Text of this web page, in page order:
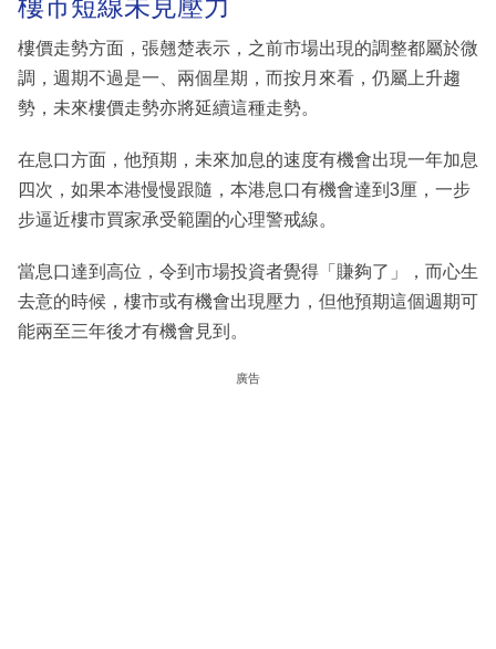
樓市短線未見壓力
樓價走勢方面，張翹楚表示，之前市場出現的調整都屬於微
調，週期不過是一、兩個星期，而按月來看，仍屬上升趨
勢，未來樓價走勢亦將延續這種走勢。
在息口方面，他預期，未來加息的速度有機會出現一年加息
四次，如果本港慢慢跟隨，本港息口有機會達到3厘，一步
步逼近樓市買家承受範圍的心理警戒線。
當息口達到高位，令到市場投資者覺得「賺夠了」，而心生
去意的時候，樓市或有機會出現壓力，但他預期這個週期可
能兩至三年後才有機會見到。
廣告